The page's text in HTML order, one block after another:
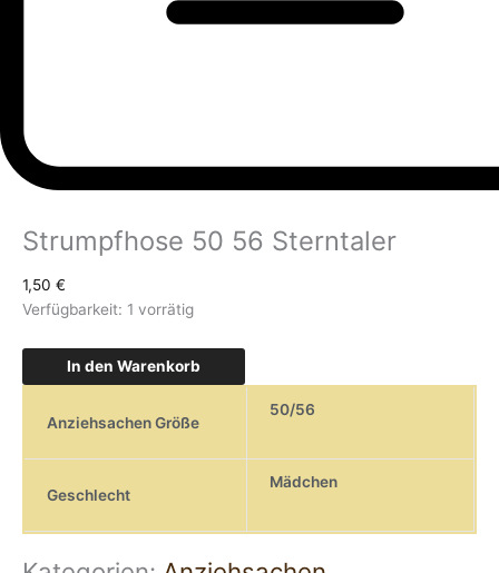
Strumpfhose 50 56 Sterntaler
1,50 €
Verfügbarkeit: 1 vorrätig
In den Warenkorb
Anziehsachen Größe
50/56
Geschlecht
Mädchen